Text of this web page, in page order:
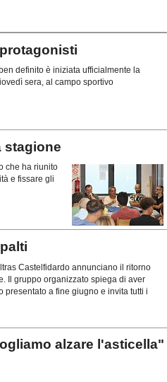
definito è iniziata ufficialmente la
sera, al campo sportivo
stagione
che ha riunito
e fissare gli
Castelfidardo annunciano il ritorno
Il gruppo organizzato spiega di aver
presentato a fine giugno e invita tutti i
alzare l'asticella"